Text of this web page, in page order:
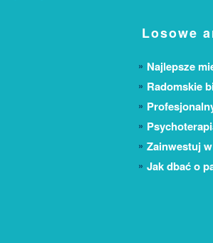
Losowe
Najlepsze
Radomskie
Zainwestuj
Jak dbać o